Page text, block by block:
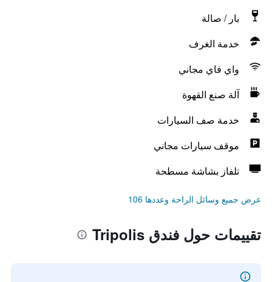
بار / صالة
خدمة الغرف
واي فاي مجاني
آلة صنع القهوة
خدمة صف السيارات
موقف سيارات مجاني
تلفاز بشاشة مسطحة
عرض جميع وسائل الراحة وعددها 106
تقييمات حول فندق Tripolis